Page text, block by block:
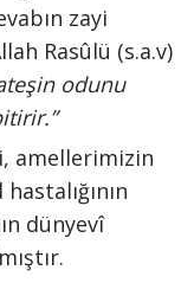
zayi
Rasûlü (s.a.v)
odunu
amellerimizin
dünyevî